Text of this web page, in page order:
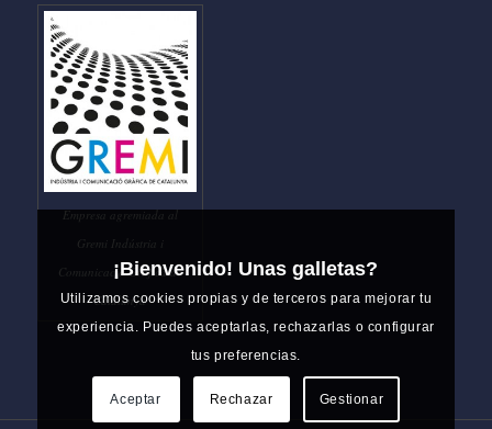
Empresa agremiada al
Gremi Indústria i
Comunicació Gràfica de
Catalunya
¡Bienvenido! Unas galletas?
Utilizamos cookies propias y de terceros para mejorar tu
experiencia. Puedes aceptarlas, rechazarlas o configurar
tus preferencias.
Aceptar Rechazar Gestionar